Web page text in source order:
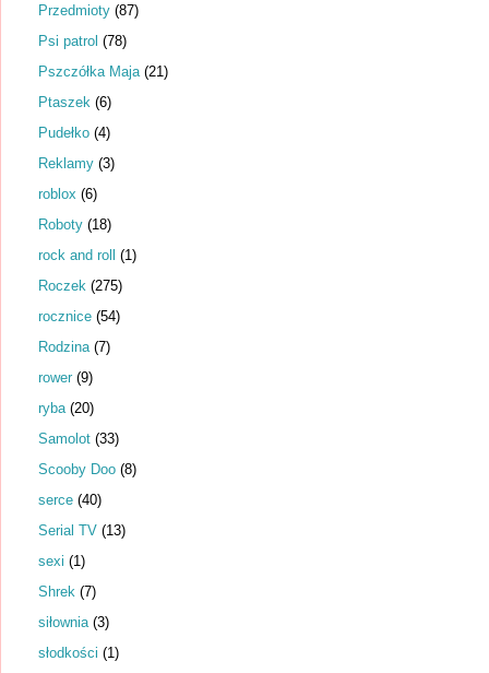
Przedmioty (87)
Psi patrol (78)
Pszczółka Maja (21)
Ptaszek (6)
Pudełko (4)
Reklamy (3)
roblox (6)
Roboty (18)
rock and roll (1)
Roczek (275)
rocznice (54)
Rodzina (7)
rower (9)
ryba (20)
Samolot (33)
Scooby Doo (8)
serce (40)
Serial TV (13)
sexi (1)
Shrek (7)
siłownia (3)
słodkości (1)